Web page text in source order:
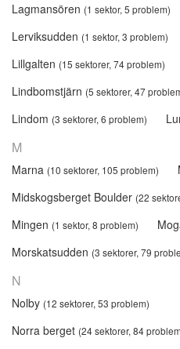
Lagmansören (1 sektor, 5 problem)
Lerviksudden (1 sektor, 3 problem)
Lillgalten (15 sektorer, 74 problem)
Lindbomstjärn (5 sektorer, 47
Lindom (3 sektorer, 6 problem)
M
Marna (10 sektorer, 105 problem)
Midskogsberget Boulder (22
Mingen (1 sektor, 8 problem)
Morskatsudden (3 sektorer, 79
N
Nolby (12 sektorer, 53 problem)
Norra berget (24 sektorer, 84